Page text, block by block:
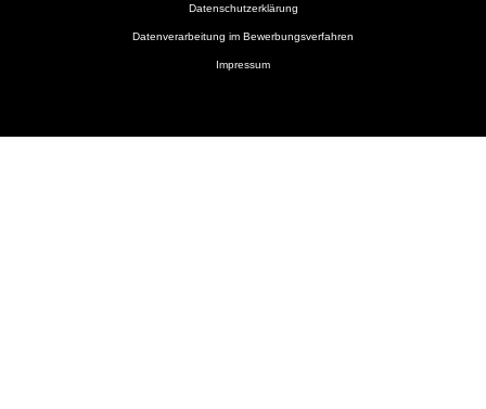
Datenschutzerklärung
Datenverarbeitung im Bewerbungsverfahren
Impressum